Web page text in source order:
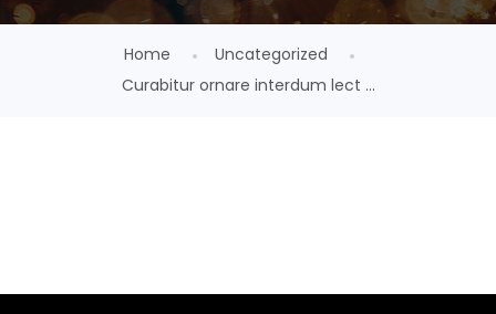
Home
Uncategorized
Curabitur ornare interdum lect ...